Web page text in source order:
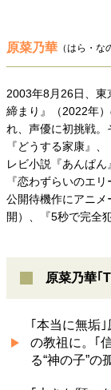
原菜乃華 （はら・な
2003年8月26日、東
締まり』（2022年
れ、声優に初挑戦。
『どうする家康』
レビ小説『あんぱん
『恋わずらいのエ
公開待機作にアニ
開）、『5秒で完全
原菜乃華
｢本当に無垢
の教祖に。｢
る“神の子”